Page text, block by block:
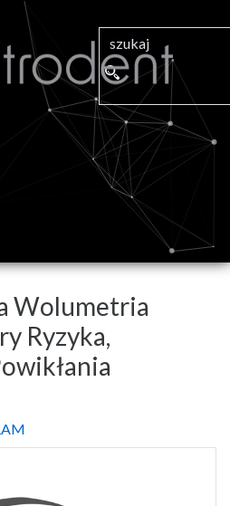
Wolumetria
Ryzyka,